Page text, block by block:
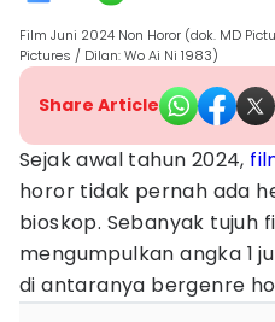
Film Juni 2024 Non Horor (dok. MD
Pictures / Dilan: Wo Ai Ni 1983)
Share Article
Sejak awal tahun 2024,
horor tidak pernah ada
bioskop. Sebanyak tujuh
mengumpulkan angka 1
di antaranya bergenre